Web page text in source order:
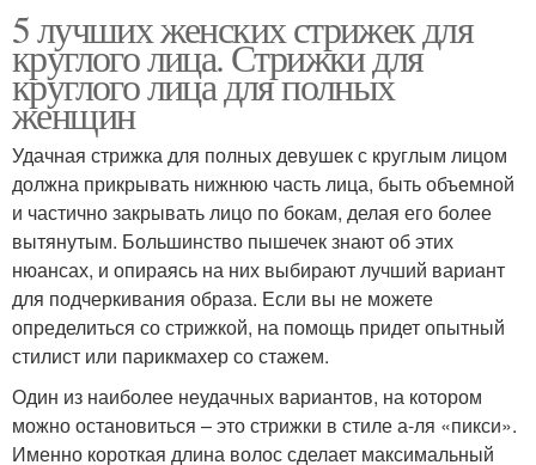
5 лучших женских стрижек для
круглого лица. Стрижки для
круглого лица для полных
женщин
Удачная стрижка для полных девушек с круглым лицом
должна прикрывать нижнюю часть лица, быть объемной
и частично закрывать лицо по бокам, делая его более
вытянутым. Большинство пышечек знают об этих
нюансах, и опираясь на них выбирают лучший вариант
для подчеркивания образа. Если вы не можете
определиться со стрижкой, на помощь придет опытный
стилист или парикмахер со стажем.
Один из наиболее неудачных вариантов, на котором
можно остановиться – это стрижки в стиле а-ля «пикси».
Именно короткая длина волос сделает максимальный